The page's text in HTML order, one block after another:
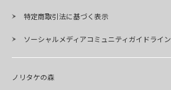
特定商取引法に基づく表示
ソーシャルメディアコミュニティガイドライン
ノリタケの森